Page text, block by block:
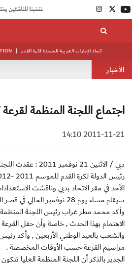
| اتحاد الإمارات العربية المتحدة لكرة القدم
الأخبار
اجتماع اللجنة المنظمة
2011-11-21 14:10
دبي / الاثنين 21
الأحد في مقر الاتحاد بدبي وناقشت
سيقام مساء يوم 28 نوفمبر الحالي في قصر الإمارات في أبوظبي .
وأكد محمد مطر غراب رئيس اللجنة المنظمة
الاهتمام بهذا الحدث , خاصة وأن حفل
والشعب بالعيد الوطني الأربعين , وأكد
مراسيم القرعة حسب الأوقات المخصصة .
الجدير بالذكر أن اللجنة المنظمة العليا